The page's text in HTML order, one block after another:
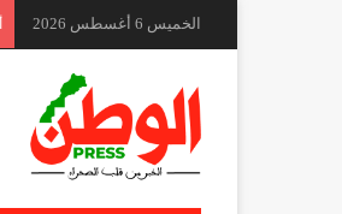
الخميس 6 أغسطس 2026